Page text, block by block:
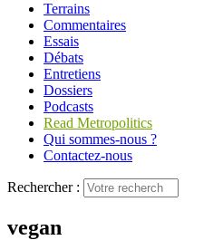
Terrains
Commentaires
Essais
Débats
Entretiens
Dossiers
Podcasts
Read Metropolitics
Qui sommes-nous ?
Contactez-nous
Rechercher :
vegan